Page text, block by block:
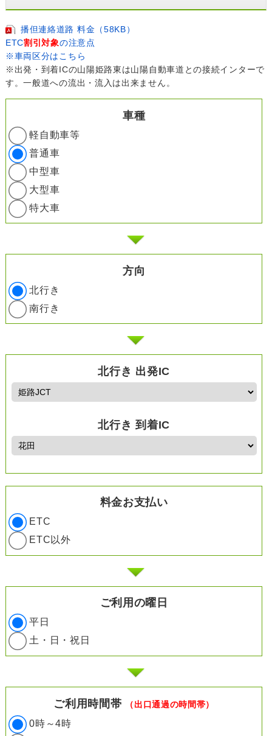
播但連絡道路 料金（58KB）
ETC割引対象の注意点
※車両区分はこちら
※出発・到着ICの山陽姫路東は山陽自動車道との接続インターで
す。一般道への流出・流入は出来ません。
車種
軽自動車等
普通車
中型車
大型車
特大車
方向
北行き
南行き
北行き 出発IC
北行き 到着IC
料金お支払い
ETC
ETC以外
ご利用の曜日
平日
土・日・祝日
ご利用時間帯 （出口通過の時間帯）
0時～4時